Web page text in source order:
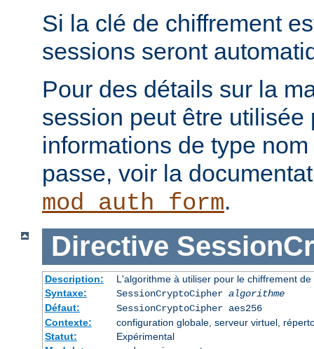
Si la clé de chiffrement
sessions seront
Pour des détails sur la
session peut être utilisée
informations de type
passe, voir la
mod_auth_form.
Directive
Description:
L'algorithme à utiliser pour le chiffrement de
Syntaxe:
SessionCryptoCipher algorithme
Défaut:
SessionCryptoCipher aes256
Contexte:
configuration globale, serveur virtuel,
Statut:
Expérimental